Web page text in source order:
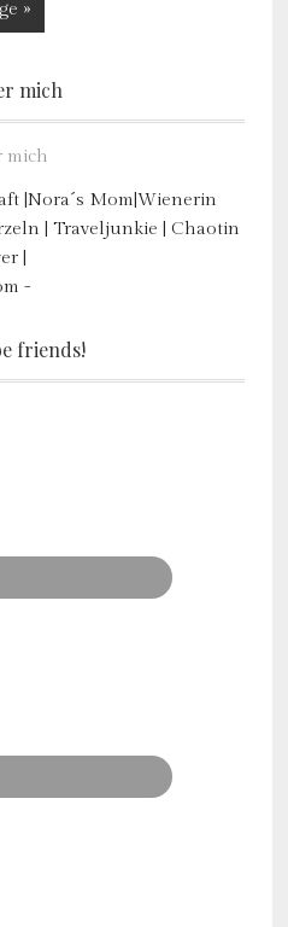
»
mich
|Nora´s Mom|Wienerin
| Traveljunkie | Chaotin
|
-
friends!